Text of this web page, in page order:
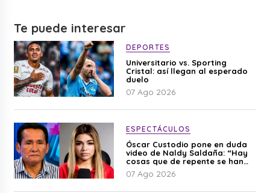
Te puede interesar
DEPORTES
Universitario vs. Sporting
Cristal: así llegan al esperado
duelo
07 Ago 2026
ESPECTÁCULOS
Óscar Custodio pone en duda
video de Naldy Saldaña: “Hay
cosas que de repente se han
editado”
07 Ago 2026